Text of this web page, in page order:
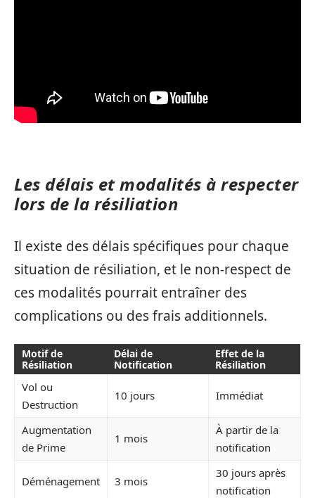
Les délais et modalités à respecter
lors de la résiliation
Il existe des délais spécifiques pour chaque
situation de résiliation, et le non-respect de
ces modalités pourrait entraîner des
complications ou des frais additionnels.
Motif de
Résiliation
Délai de
Notification
Effet de la
Résiliation
Vol ou
Destruction
10 jours Immédiat
Augmentation
de Prime
1 mois
À partir de la
notification
Déménagement 3 mois
30 jours après
notification